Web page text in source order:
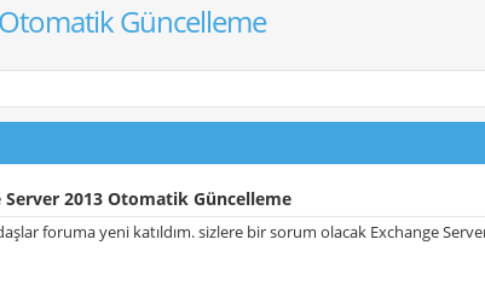
Güncelleme
Server 2013 Otomatik Güncelleme
foruma yeni katıldım. sizlere bir sorum olacak Exchange